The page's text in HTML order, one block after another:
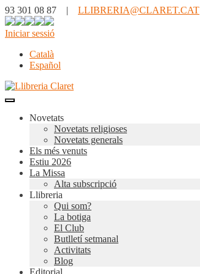
93 301 08 87 | LLIBRERIA@CLARET.CAT
Iniciar sessió
Català
Español
Novetats
Novetats religioses
Novetats generals
Els més venuts
Estiu 2026
La Missa
Alta subscripció
Llibreria
Qui som?
La botiga
El Club
Butlletí setmanal
Activitats
Blog
Editorial